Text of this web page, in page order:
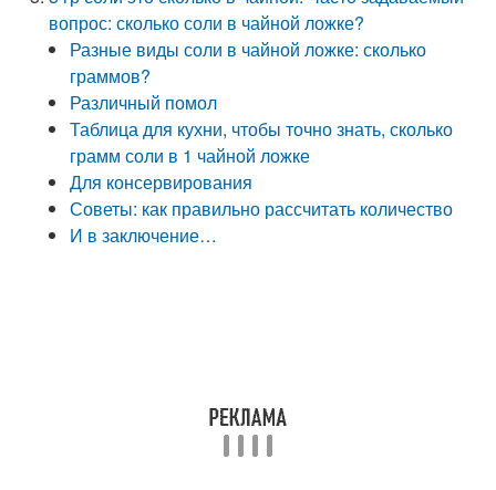
вопрос: сколько соли в чайной ложке?
Разные виды соли в чайной ложке: сколько
граммов?
Различный помол
Таблица для кухни, чтобы точно знать, сколько
грамм соли в 1 чайной ложке
Для консервирования
Советы: как правильно рассчитать количество
И в заключение…